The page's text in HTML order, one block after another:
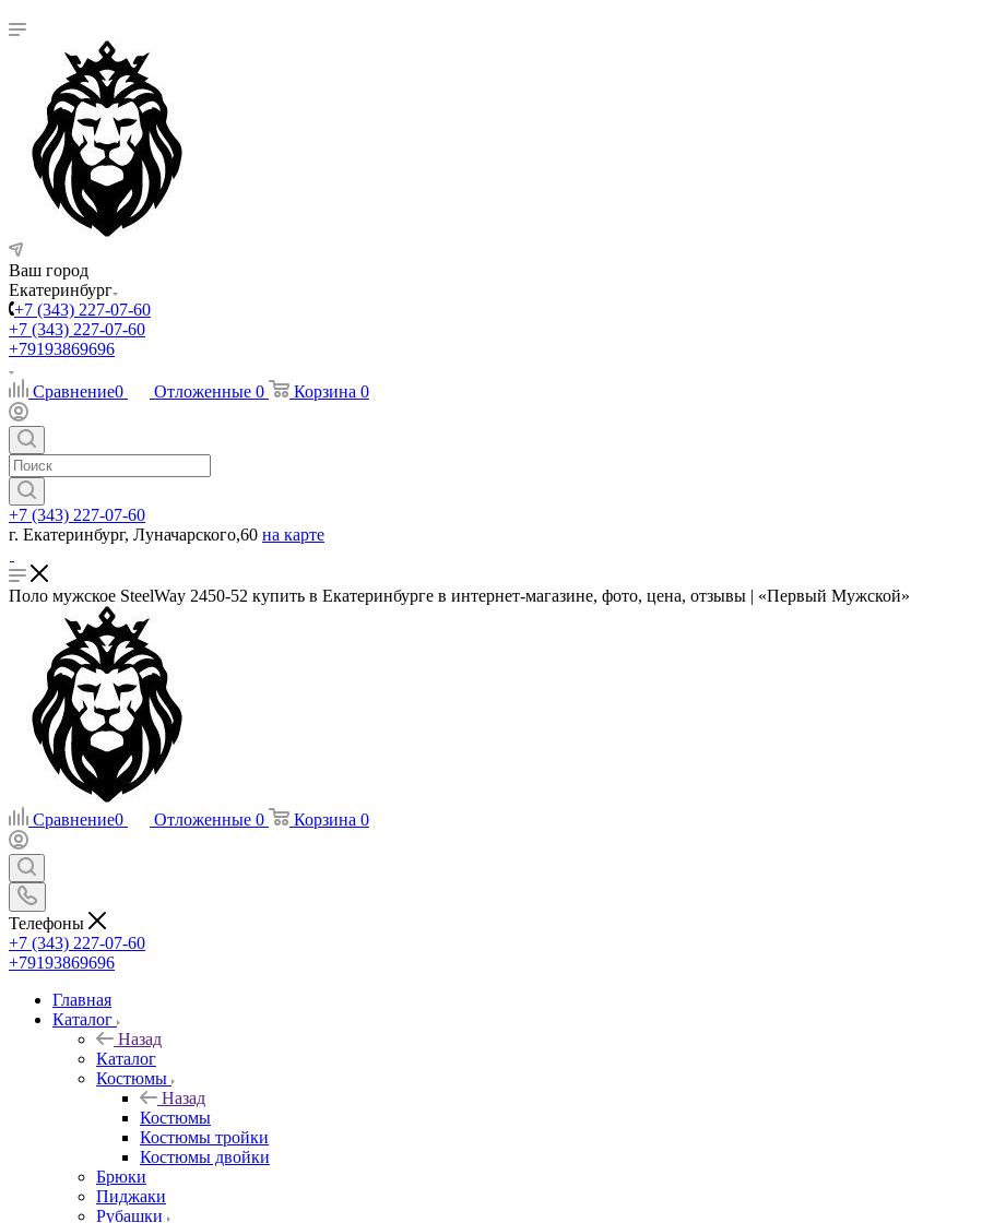
Ваш город
Екатеринбург
+7 (343) 227-07-60
+7 (343) 227-07-60
+79193869696
Сравнение0 Отложенные 0 Корзина 0
+7 (343) 227-07-60
г. Екатеринбург, Луначарского,60 на карте
Поло мужское SteelWay 2450-52 купить в Екатеринбурге в интернет-магазине, фото, цена, отзывы | «Первый Мужской»
Сравнение0 Отложенные 0 Корзина 0
Телефоны
+7 (343) 227-07-60
+79193869696
Главная
Каталог
Назад
Каталог
Костюмы
Назад
Костюмы
Костюмы тройки
Костюмы двойки
Брюки
Пиджаки
Рубашки